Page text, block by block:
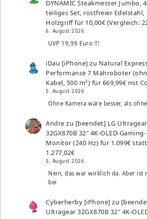
DYNAMIC Steakmesser Jumbo,
teiliges Set, rostfreier Edelstahl,
Holzgriff für 10,00€ (Vergleich:
6. August 2026
UVP 19,99 Euro !!!
iDau [iPhone] zu Natural
Performance 7 Mähroboter
Kabel, 500 m²) für 669,99€ mit
5. August 2026
Ohne Kamera wäre besser, als
Andre zu [beendet] LG Ultragear
32GX870B 32″ 4K-OLED-Gaming-
Monitor (240 Hz) für 1.099€ statt
1.277,02€
5. August 2026
Nein, das war wirklich da. Aber ist
bei
Cyberherby [iPhone] zu
Ultragear 32GX870B 32″ 4K-